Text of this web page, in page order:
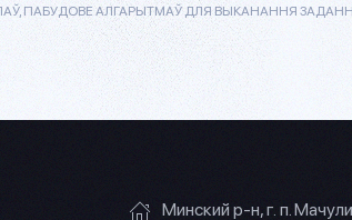
ПАБУДОВЕ АЛГАРЫТМАЎ ДЛЯ ВЫКАНАННЯ
Минский р-н, г. п.